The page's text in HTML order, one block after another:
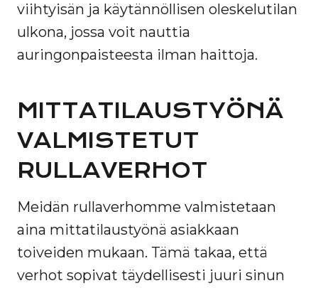
viihtyisän ja käytännöllisen oleskelutilan
ulkona, jossa voit nauttia
auringonpaisteesta ilman haittoja.
MITTATILAUSTYÖNÄ
VALMISTETUT
RULLAVERHOT
Meidän rullaverhomme valmistetaan
aina mittatilaustyönä asiakkaan
toiveiden mukaan. Tämä takaa, että
verhot sopivat täydellisesti juuri sinun